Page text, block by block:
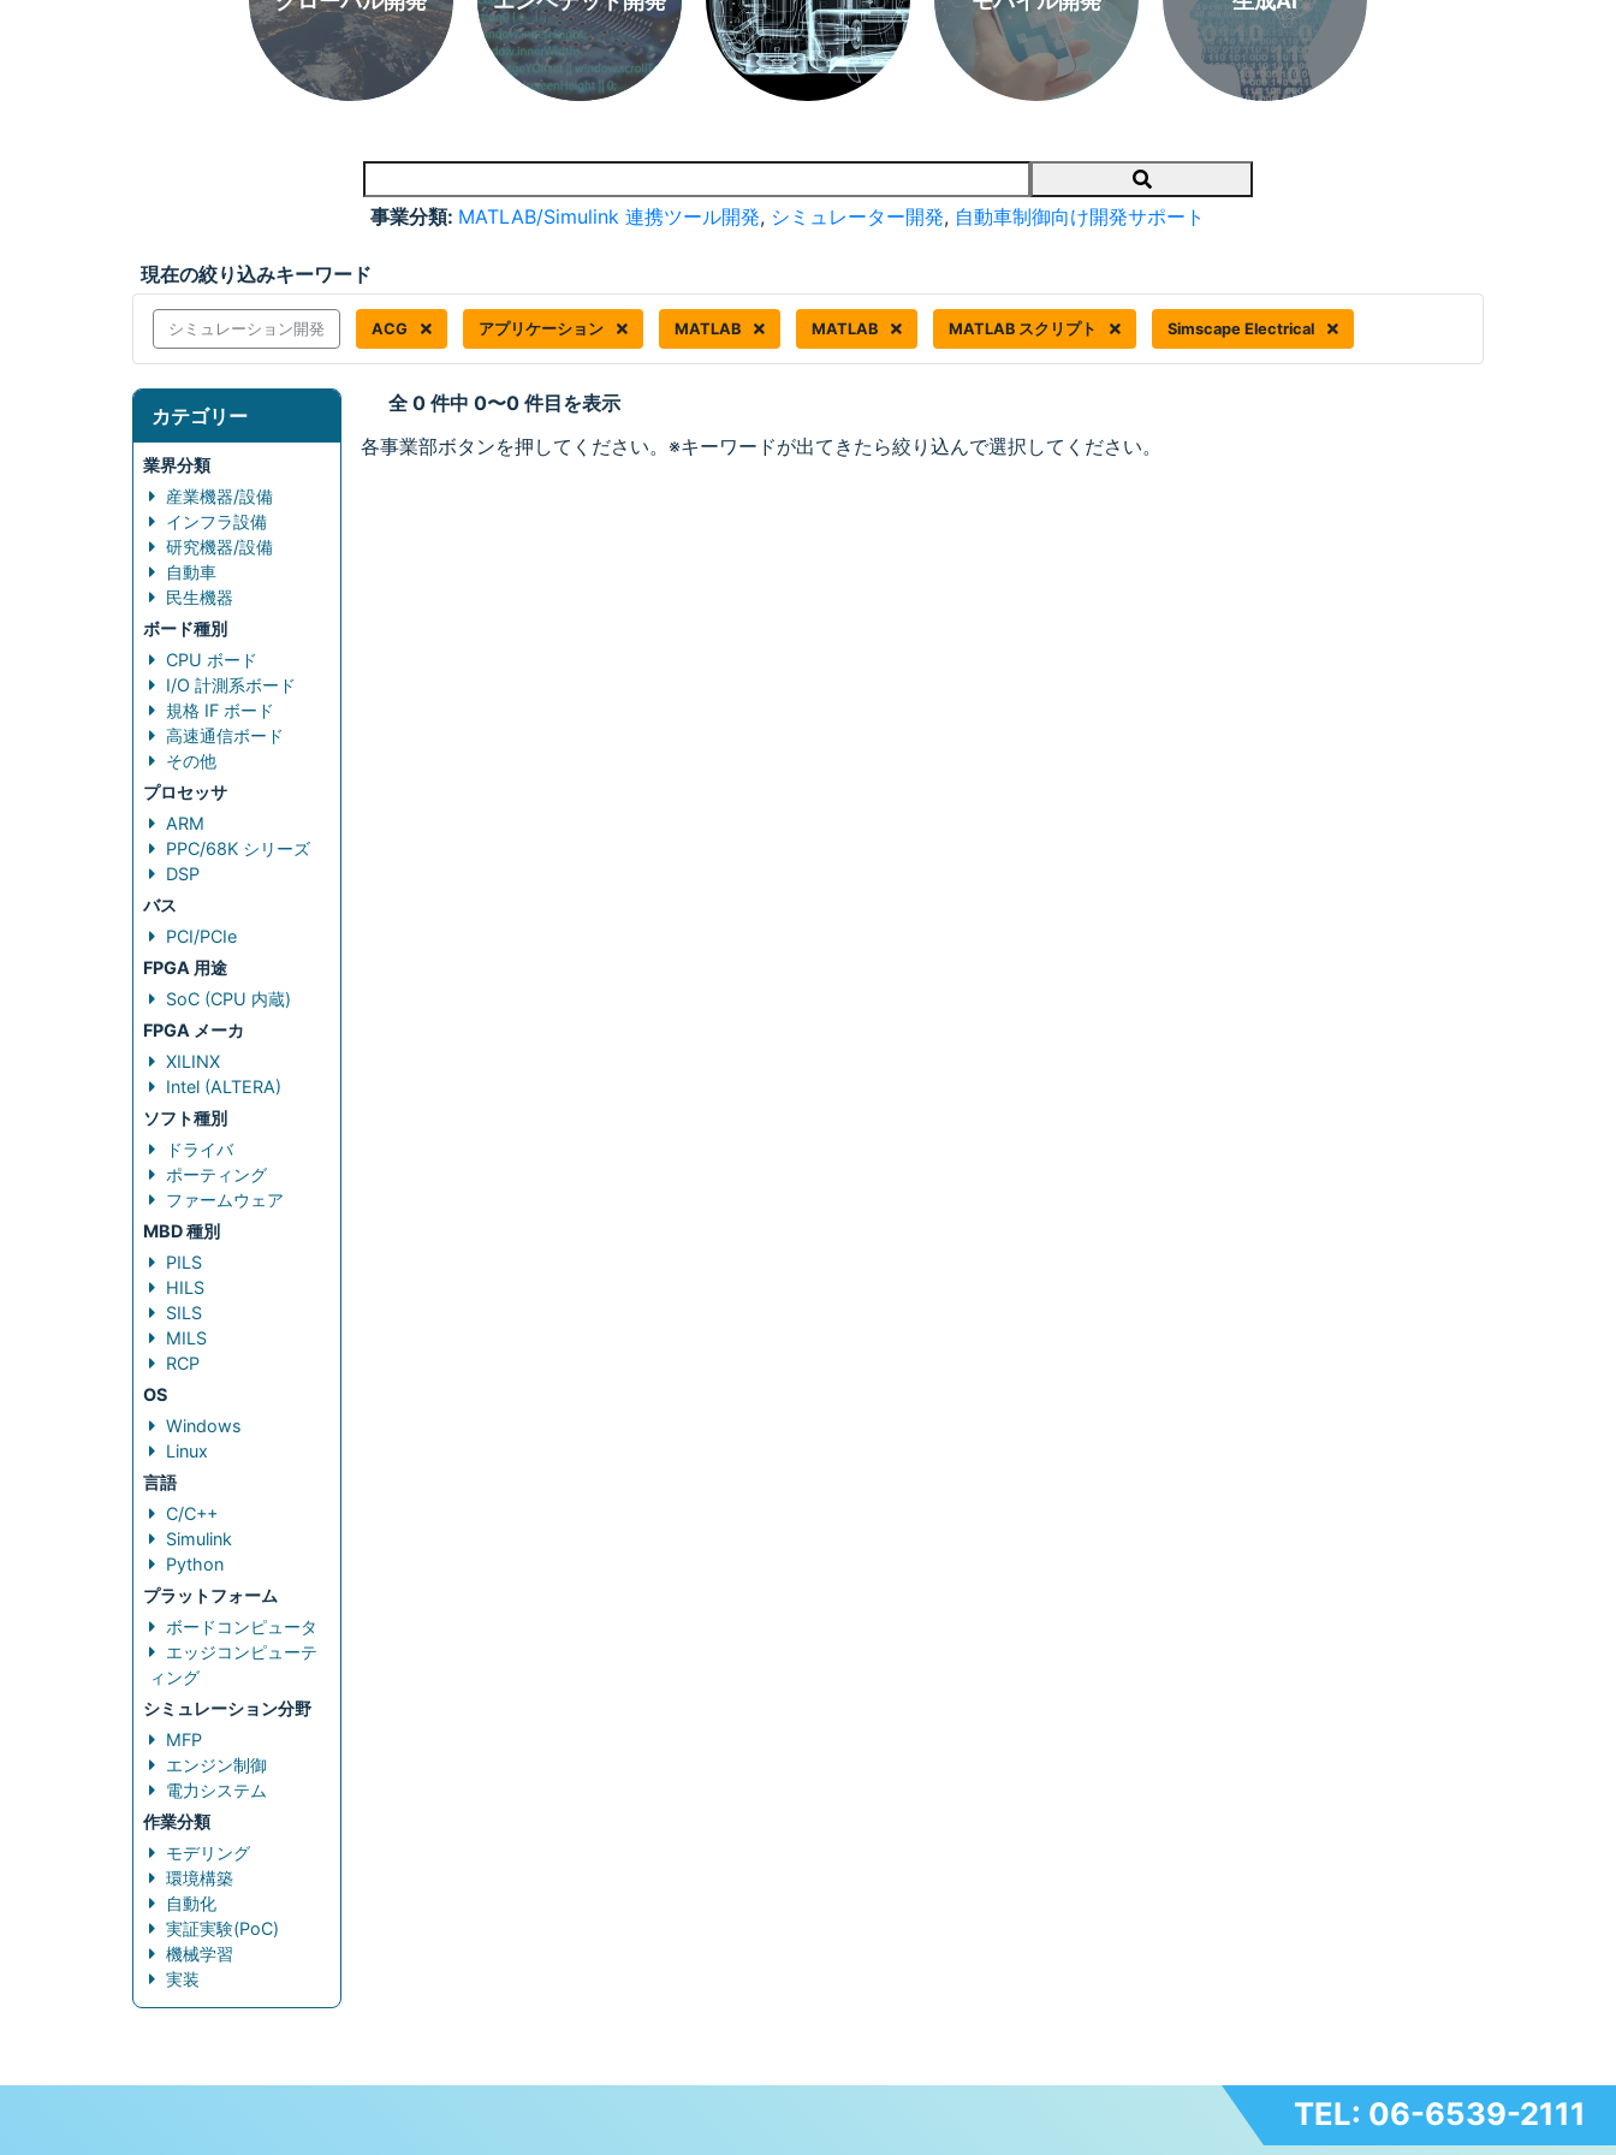
Search
事業分類: MATLAB/Simulink 連携ツール開発, シミュレーター開発, 自動車制御向け開発サポート
現在の絞り込みキーワード
シミュレーション開発 ACG アプリケーション MATLAB MATLAB MATLAB スクリプト Simscape Electrical
カテゴリー
業界分類
産業機器/設備
インフラ設備
研究機器/設備
自動車
民生機器
ボード種別
CPU ボード
I/O 計測系ボード
規格 IF ボード
高速通信ボード
その他
プロセッサ
ARM
PPC/68K シリーズ
DSP
バス
PCI/PCIe
FPGA 用途
SoC (CPU 内蔵)
FPGA メーカ
XILINX
Intel (ALTERA)
ソフト種別
ドライバ
ポーティング
ファームウェア
MBD 種別
PILS
HILS
SILS
MILS
RCP
OS
Windows
Linux
言語
C/C++
Simulink
Python
プラットフォーム
ボードコンピュータ
エッジコンピューテ
ィング
シミュレーション分野
MFP
エンジン制御
電力システム
作業分類
モデリング
環境構築
自動化
実証実験(PoC)
機械学習
実装
全 0 件中 0〜0 件目を表示
各事業部ボタンを押してください。※キーワードが出てきたら絞り込んで選択してください。
TEL: 06-6539-2111